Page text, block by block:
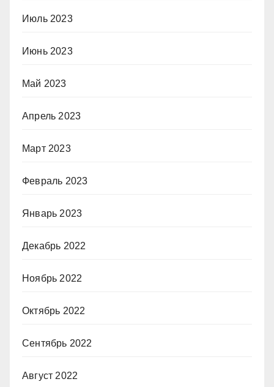
Июль 2023
Июнь 2023
Май 2023
Апрель 2023
Март 2023
Февраль 2023
Январь 2023
Декабрь 2022
Ноябрь 2022
Октябрь 2022
Сентябрь 2022
Август 2022